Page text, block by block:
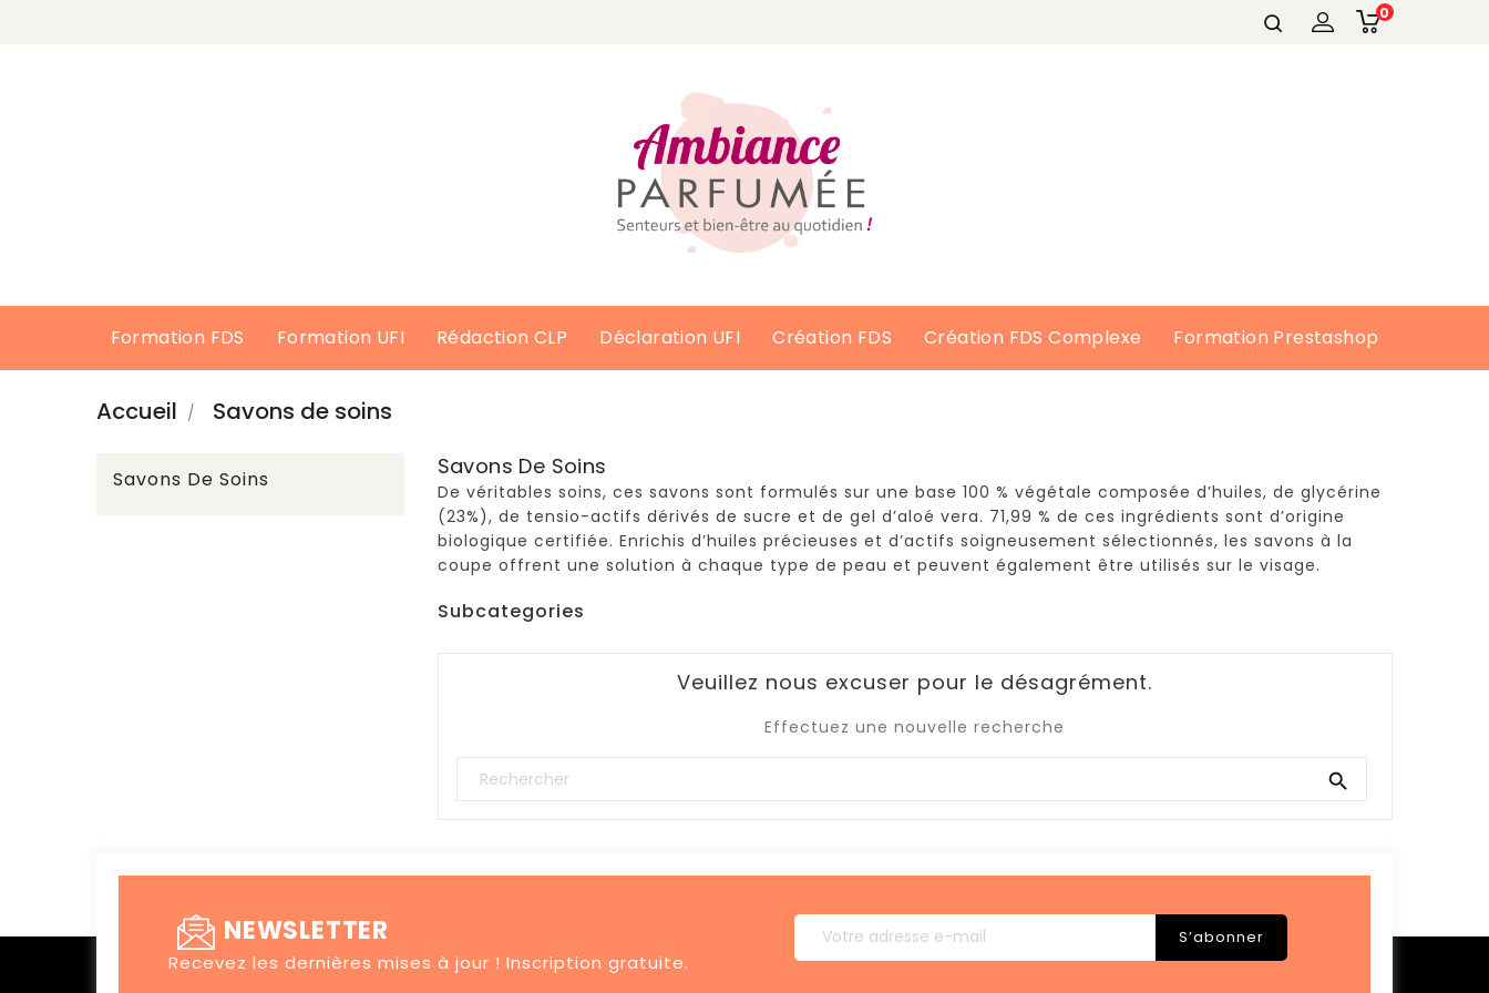
0
Formation FDS Formation UFI Rédaction CLP Déclaration UFI Création FDS Création FDS Complexe Formation Prestashop
Accueil Savons de soins
Savons De Soins Savons De Soins
De véritables soins, ces savons sont formulés sur une base 100 % végétale composée d’huiles, de glycérine
(23%), de tensio-actifs dérivés de sucre et de gel d’aloé vera. 71,99 % de ces ingrédients sont d’origine
biologique certifiée. Enrichis d’huiles précieuses et d’actifs soigneusement sélectionnés, les savons à la
coupe offrent une solution à chaque type de peau et peuvent également être utilisés sur le visage.
Subcategories
Veuillez nous excuser pour le désagrément.
Effectuez une nouvelle recherche

NEWSLETTER
Recevez les dernières mises à jour ! Inscription gratuite.